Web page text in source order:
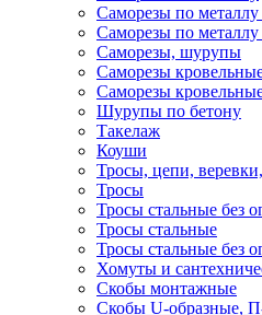
Саморезы по
Саморезы по
Саморезы, шурупы
Саморезы
Саморезы
Шурупы по бетону
Такелаж
Коуши
Тросы, цепи,
Тросы
Тросы стальные без
Тросы стальные
Тросы стальные без
Хомуты и
Скобы монтажные
Скобы U-образные,